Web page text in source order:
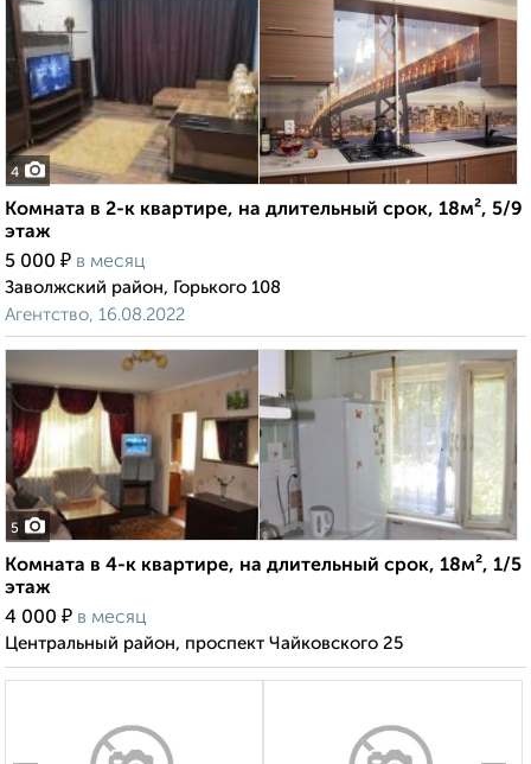
4
Комната в 2-к квартире, на длительный срок, 18м², 5/9
этаж
5 000 ₽ в месяц
Заволжский район, Горького 108
Агентство, 16.08.2022
5
Комната в 4-к квартире, на длительный срок, 18м², 1/5
этаж
4 000 ₽ в месяц
Центральный район, проспект Чайковского 25